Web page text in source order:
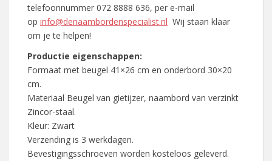
telefoonnummer 072 8888 636, per e-mail
op info@denaambordenspecialist.nl Wij staan klaar
om je te helpen!
Productie eigenschappen:
Formaat met beugel 41×26 cm en onderbord 30×20
cm.
Materiaal Beugel van gietijzer, naambord van verzinkt
Zincor-staal.
Kleur: Zwart
Verzending is 3 werkdagen.
Bevestigingsschroeven worden kosteloos geleverd.